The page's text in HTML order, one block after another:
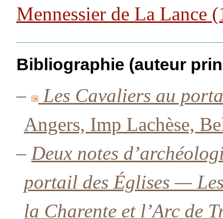
Mennessier de La Lance
Bibliographie (auteur
–
Les Cavaliers au
Angers, Imp Lachèse,
– Deux notes
portail des Églises —
la Charente et l’Arc de